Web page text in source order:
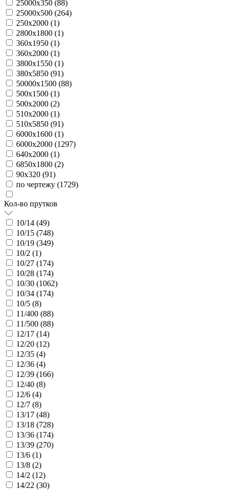
25000х350 (88)
25000х500 (264)
250х2000 (1)
2800х1800 (1)
360х1950 (1)
360х2000 (1)
3800х1550 (1)
380х5850 (91)
50000х1500 (88)
500х1500 (1)
500х2000 (2)
510х2000 (1)
510х5850 (91)
6000х1600 (1)
6000х2000 (1297)
640х2000 (1)
6850х1800 (2)
90х320 (91)
по чертежу (1729)
Кол-во прутков
10/14 (49)
10/15 (748)
10/19 (349)
10/2 (1)
10/27 (174)
10/28 (174)
10/30 (1062)
10/34 (174)
10/5 (8)
11/400 (88)
11/500 (88)
12/17 (14)
12/20 (12)
12/35 (4)
12/36 (4)
12/39 (166)
12/40 (8)
12/6 (4)
12/7 (8)
13/17 (48)
13/18 (728)
13/36 (174)
13/39 (270)
13/6 (1)
13/8 (2)
14/2 (12)
14/22 (30)